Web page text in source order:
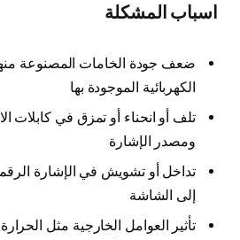
اسباب المشكلة
ضعف جودة الخامات المصنوعة منها
الكهربائية الموجودة بها
تلف أو انحناء أو تمزق في كابلات
ومصدر الإشارة
تداخل أو تشويش في الإشارة
إلى الشاشة
تأثير العوامل الخارجية مثل